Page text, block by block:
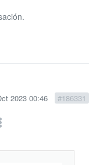
2023 00:46 #186331